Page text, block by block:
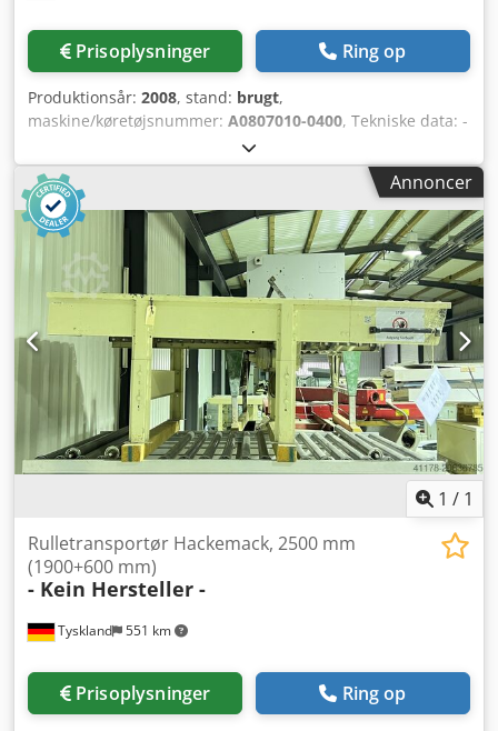
Prisoplysninger Ring op
Produktionsår: 2008, stand: brugt,
maskine/køretøjsnummer: A0807010-0400, Tekniske data: -
Fabrikat: Venjakob - Type: H (UV) - Arbejdsbredde: 1.300
mm - Længde: 2.500 mm - Samlet bredde: 1.510 mm -
Fremføringshastighed justerbar via frekvensomformer -
Frekvensomformer ikke inkluderet i leveringen -
Transportbånd max. op til ca. 120 °C
omgivelsestemperatur muligt - Højde: 900 +/- 50 mm -
Motoreffekt: 0,75 kW - Motor ATEX-kompatibel -
Båndstyring: pneumatisk - Maks. belastning: 70 kg/m -
Farve: RAL 7035 lysegrå - Spændingsvariationer: +/-5% -
Placering: på lager Chsdpfx Aeyh Hu Tjlfea
Annoncer
1 / 1
Tyskland 551 km
Rulletransportør Hackemack, 2500 mm
(1900+600 mm)
- Kein Hersteller -
Prisoplysninger Ring op